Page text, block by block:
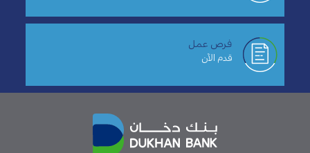
فرص عمل
قدم الآن